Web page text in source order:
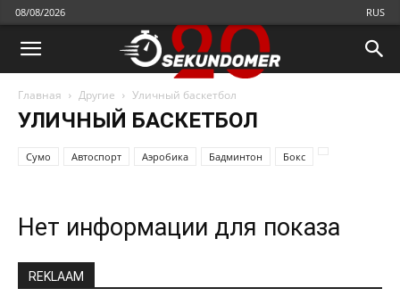
08/08/2026 RUS
Главная Другие Уличный баскетбол
УЛИЧНЫЙ БАСКЕТБОЛ
Cумо Автоспорт Аэробика Бадминтон Бокс
Нет информации для показа
REKLAAM